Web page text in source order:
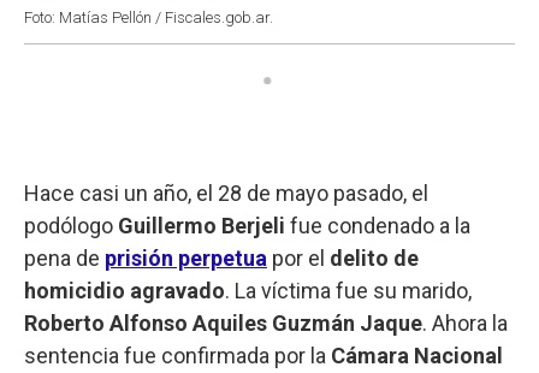
Foto: Matías Pellón / Fiscales.gob.ar.
Hace casi un año, el 28 de mayo pasado, el
podólogo Guillermo Berjeli fue condenado a la
pena de prisión perpetua por el delito de
homicidio agravado. La víctima fue su marido,
Roberto Alfonso Aquiles Guzmán Jaque. Ahora la
sentencia fue confirmada por la Cámara Nacional